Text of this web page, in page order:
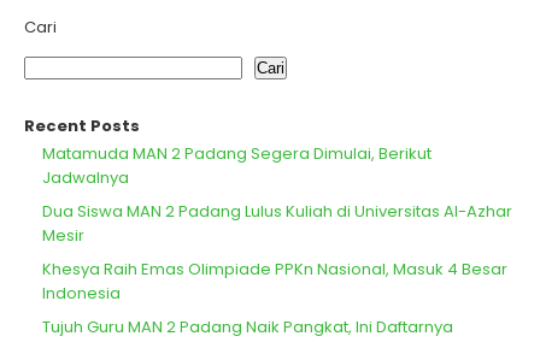
Cari
Cari
Recent Posts
Matamuda MAN 2 Padang Segera Dimulai, Berikut
Jadwalnya
Dua Siswa MAN 2 Padang Lulus Kuliah di Universitas Al-Azhar
Mesir
Khesya Raih Emas Olimpiade PPKn Nasional, Masuk 4 Besar
Indonesia
Tujuh Guru MAN 2 Padang Naik Pangkat, Ini Daftarnya